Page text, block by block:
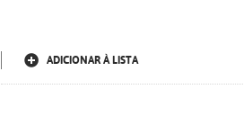
ADICIONAR À LISTA